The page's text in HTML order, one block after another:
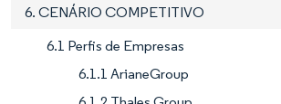
6. CENÁRIO COMPETITIVO
6.1 Perfis de Empresas
6.1.1 ArianeGroup